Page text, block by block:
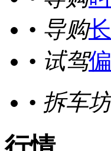
• 导购
• 试驾
• 拆车坊